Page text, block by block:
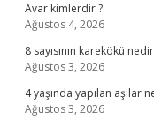
Avar kimlerdir ?
Ağustos 4, 2026
8 sayısının karekökü
Ağustos 3, 2026
4 yaşında yapılan aşılar
Ağustos 3, 2026